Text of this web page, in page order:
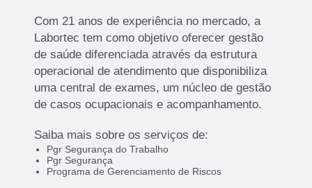
Com 21 anos de experiência no mercado, a
Labortec tem como objetivo oferecer gestão
de saúde diferenciada através da estrutura
operacional de atendimento que disponibiliza
uma central de exames, um núcleo de gestão
de casos ocupacionais e acompanhamento.
Saiba mais sobre os serviços de:
Pgr Segurança do Trabalho
Pgr Segurança
Programa de Gerenciamento de Riscos